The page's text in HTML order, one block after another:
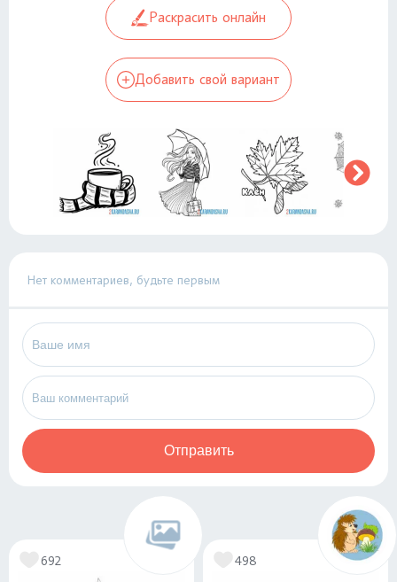
Раскрасить онлайн
Добавить свой вариант
Нет комментариев, будьте первым
Отправить
692 498